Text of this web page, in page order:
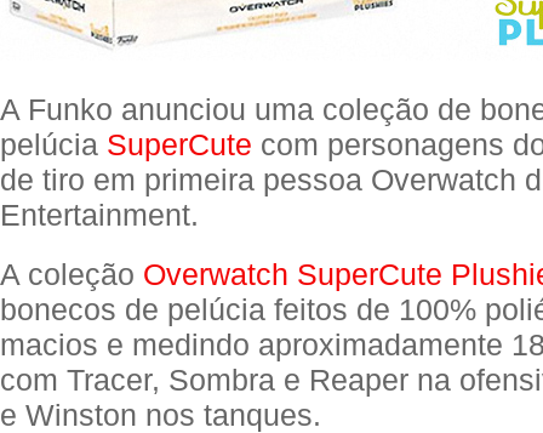
A Funko anunciou uma coleção de
pelúcia SuperCute com personagens
de tiro em primeira pessoa Overwatch
Entertainment.
A coleção Overwatch SuperCute
bonecos de pelúcia feitos de 100%
macios e medindo aproximadamente
com Tracer, Sombra e Reaper na
e Winston nos tanques.